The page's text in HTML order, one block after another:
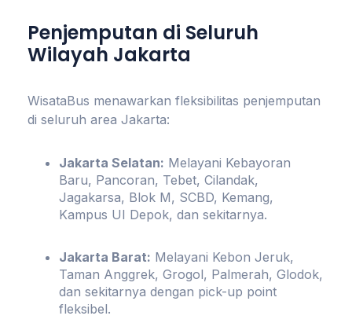
Penjemputan di Seluruh
Wilayah Jakarta
WisataBus menawarkan fleksibilitas penjemputan
di seluruh area Jakarta:
Jakarta Selatan: Melayani Kebayoran
Baru, Pancoran, Tebet, Cilandak,
Jagakarsa, Blok M, SCBD, Kemang,
Kampus UI Depok, dan sekitarnya.
Jakarta Barat: Melayani Kebon Jeruk,
Taman Anggrek, Grogol, Palmerah, Glodok,
dan sekitarnya dengan pick-up point
fleksibel.